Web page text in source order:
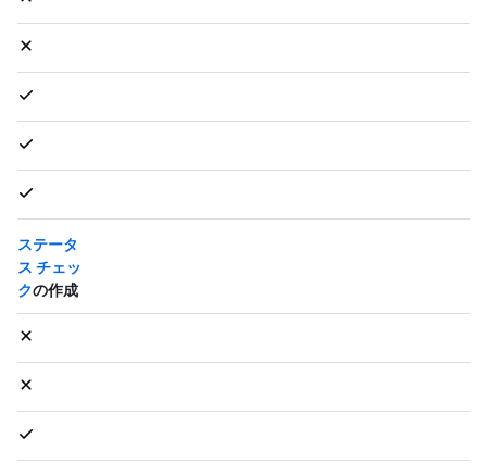
ステータ
ス チェッ
クの作成